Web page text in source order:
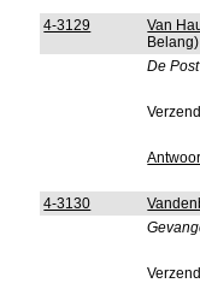
4-3129 Van
Belang)
De
4-3130